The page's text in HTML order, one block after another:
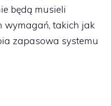
będą musieli
wymagań, takich jak
zapasowa systemu